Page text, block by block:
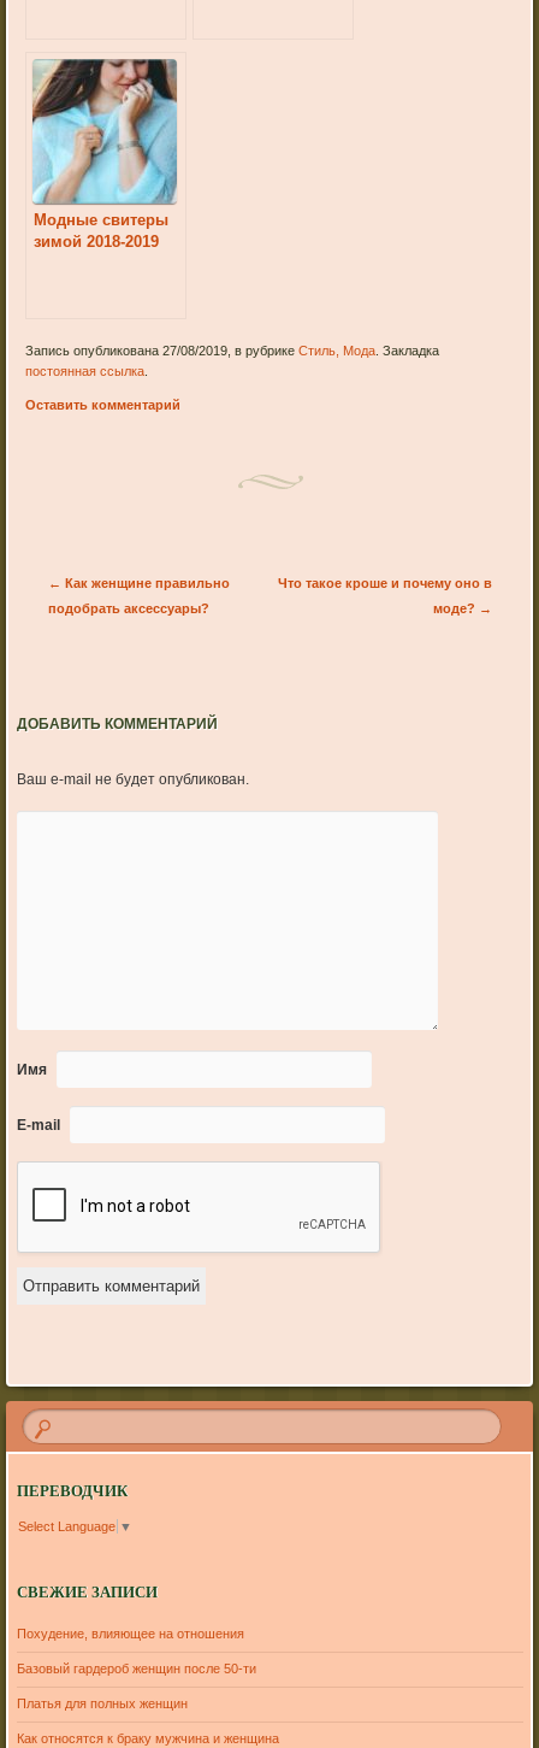
Модные свитеры
зимой 2018-2019
Запись опубликована 27/08/2019, в рубрикеСтиль, Мода . Закладка
постоянная ссылка
Оставить комментарий
Post navigation
← Как женщине правильно
подобрать аксессуары?
Что такое кроше и почему оно в
моде? →
ДОБАВИТЬ КОММЕНТАРИЙ
Ваш e-mail не будет опубликован.
Имя
E-mail
ПЕРЕВОДЧИК
Select Language ▼
СВЕЖИЕ ЗАПИСИ
Похудение, влияющее на отношения
Базовый гардероб женщин после 50-ти
Платья для полных женщин
Как относятся к браку мужчина и женщина